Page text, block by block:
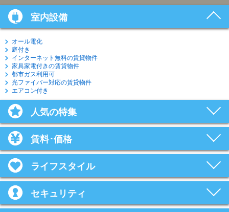
室内設備
オール電化
庭付き
インターネット無料の賃貸物件
家具家電付きの賃貸物件
都市ガス利用可
光ファイバー対応の賃貸物件
エアコン付き
人気の特集
賃料･価格
ライフスタイル
セキュリティ